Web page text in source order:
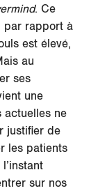
. Ce
par rapport à
est élevé,
au
ses
une
actuelles ne
justifier de
les patients
sur nos